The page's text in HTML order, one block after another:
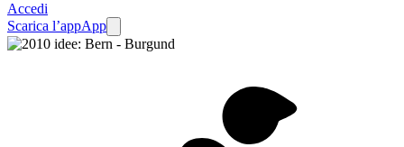
Accedi
Scarica l’appApp